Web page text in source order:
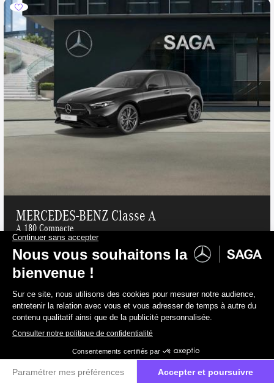
MERCEDES-BENZ Classe A
A 180 Compacte
39 000 € TVAC
32 231 €